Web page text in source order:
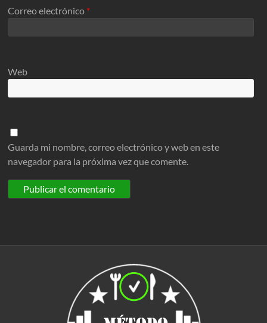
Correo electrónico *
Web
Guarda mi nombre, correo electrónico y web en este
navegador para la próxima vez que comente.